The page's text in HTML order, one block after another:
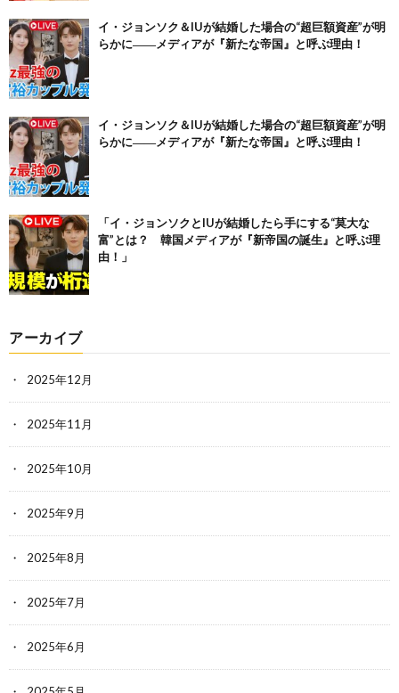
イ・ジョンソク＆IUが結婚した場合の“超巨額資産”が明
らかに――メディアが『新たな帝国』と呼ぶ理由！
イ・ジョンソク＆IUが結婚した場合の“超巨額資産”が明
らかに――メディアが『新たな帝国』と呼ぶ理由！
「イ・ジョンソクとIUが結婚したら手にする“莫大な
富”とは？ 韓国メディアが『新帝国の誕生』と呼ぶ理
由！」
アーカイブ
2025年12月
2025年11月
2025年10月
2025年9月
2025年8月
2025年7月
2025年6月